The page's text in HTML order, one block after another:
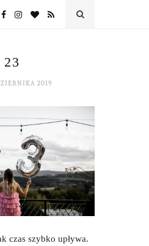
23
2019
czas szybko upływa.